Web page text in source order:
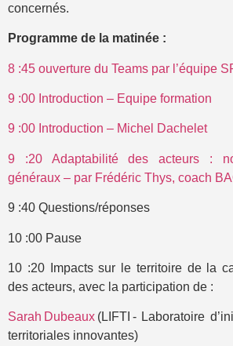
concernés.
Programme de la matinée :
8 :45 ouverture du Teams par l’équipe
9 :00 Introduction – Equipe formation
9 :00 Introduction – Michel Dachelet
9 :20 Adaptabilité des acteurs :
généraux – par Frédéric Thys, coach
9 :40 Questions/réponses
10 :00 Pause
10 :20 Impacts sur le territoire de la
des acteurs, avec la participation de :
Sarah Dubeaux (LIFTI - Laboratoire
territoriales innovantes)